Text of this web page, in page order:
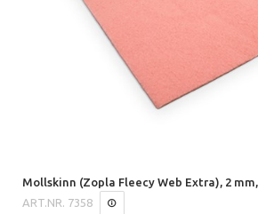
Mollskinn (Zopla Fleecy Web Extra), 2 mm,
ART.NR. 7358